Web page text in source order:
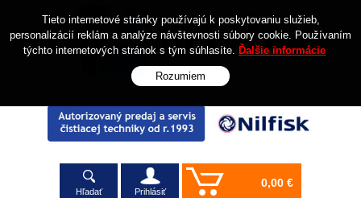
Hľadať Prihlásiť
0,00 €
Tieto internetové stránky používajú k poskytovaniu služieb,
personalizácií reklám a analýze návštevnosti súbory cookie. Používaním
týchto internetových stránok s tým súhlasíte. Ďalšie informácie
Rozumiem